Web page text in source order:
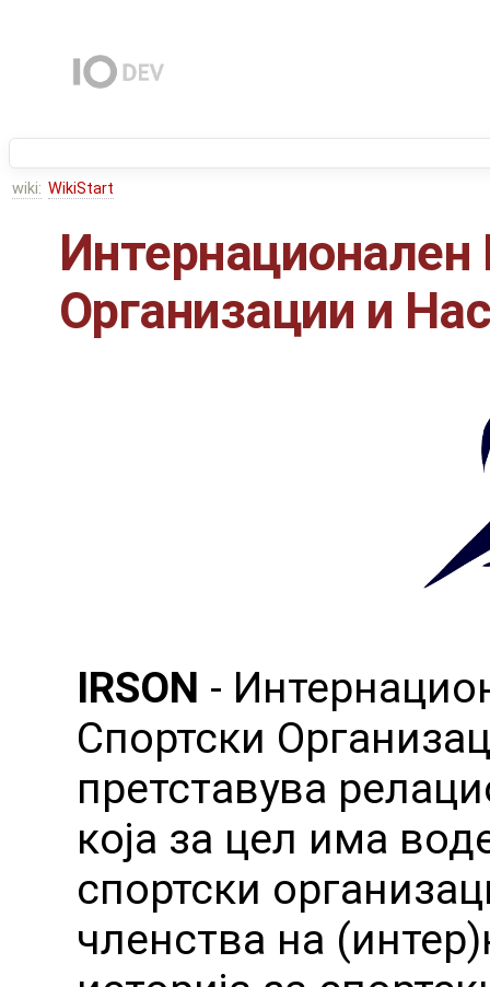
wiki: WikiStart
Интернационален
Организации и
IRSON -
Спортски
претставува
која за цел има
спортски
членства на